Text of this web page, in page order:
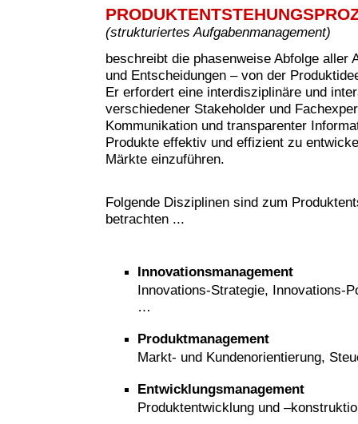
(strukturiertes Aufgabenmanagement)
beschreibt die phasenweise Abfolge aller
und Entscheidungen – von der
Er erfordert eine interdisziplinäre und
verschiedener Stakeholder und
Kommunikation und transparenter
Produkte effektiv und effizient zu
Märkte einzuführen.
Folgende Disziplinen sind zum
betrachten ...
Innovationsmanagement
Innovations-Strategie, Innovations-
Produktmanagement
Markt- und Kundenorientierung,
Entwicklungsmanagement
Produktentwicklung und